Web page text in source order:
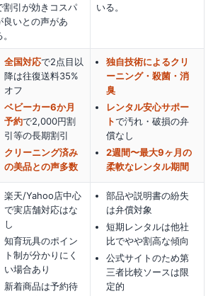
割引が効きコスパ
良いとの声があ
いる。
全国対応で2点目以
降は往復送料35%
オフ
ベビーカー6か月
予約で2,000円割
引等の長期割引
クリーニング済み
の美品との声多数
独自技術によるクリ
ーニング・殺菌・消
臭
レンタル安心サポー
トで汚れ・破損の弁
償なし
2週間〜最大9ヶ月の
柔軟なレンタル期間
楽天/Yahoo店中心
で実店舗対応はな
し
知育玩具のポイン
ト制が分かりにく
い場合あり
新着商品は予約待
部品や説明書の紛失
は弁償対象
短期レンタルは他社
比でやや割高な傾向
公式サイトのため第
三者比較ソースは限
定的